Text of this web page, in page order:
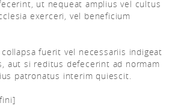
ut nequeat amplius vel cultus
exerceri, vel beneficium
fuerit vel necessariis indigeat
aut si reditus defecerint ad normam
patronatus interim quiescit.